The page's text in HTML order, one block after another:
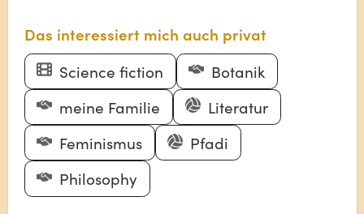
Das interessiert mich auch privat
Science fiction
Botanik
meine Familie
Literatur
Feminismus
Pfadi
Philosophy